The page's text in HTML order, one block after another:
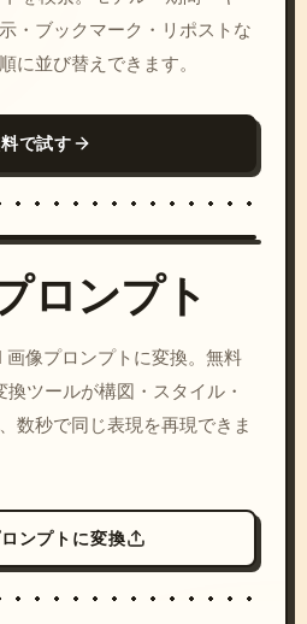
・ブックマーク・リポストな
に並び替えできます。
で試す
c, cyberpunk sunset, neon
colors, 8k --v 6.0
ロンプト
画像プロンプトに変換。無料
ツールが構図・スタイル・
数秒で同じ表現を再現できま
ンプトに変換